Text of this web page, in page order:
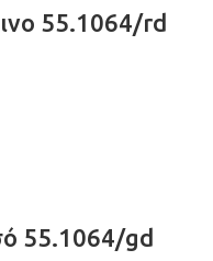
55.1064/rd
55.1064/gd